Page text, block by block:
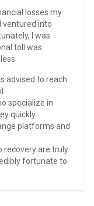
losses my
ventured into
I was
toll was
advised to reach
specialize in
quickly
platforms and
recovery are truly
fortunate to